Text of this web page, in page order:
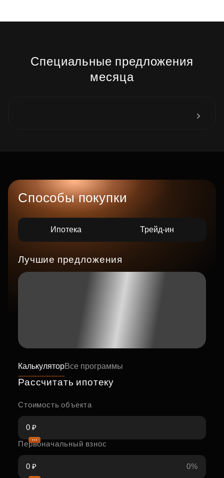
Специальные предложения
месяца
Способы покупки
Ипотека Трейд-ин
Лучшие предложения
КалькуляторВсе программы
Рассчитать ипотеку
Стоимость объекта
Первоначальный взнос
0%